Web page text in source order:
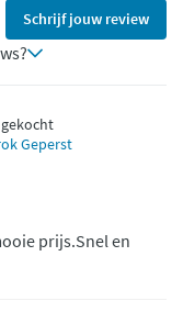
Schrijf jouw review
Geperst
prijs.Snel en